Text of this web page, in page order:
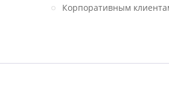
Корпоративным